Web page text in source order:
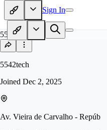
Sign In
55
5542tech
Joined Dec 2, 2025
Av. Vieira de Carvalho - Repúb